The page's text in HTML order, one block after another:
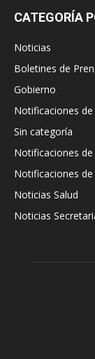
CATEGORÍA
Noticias
Boletines de
Gobierno
Notificaciones
Sin categoría
Notificaciones
Notificaciones
Noticias Salud
Noticias